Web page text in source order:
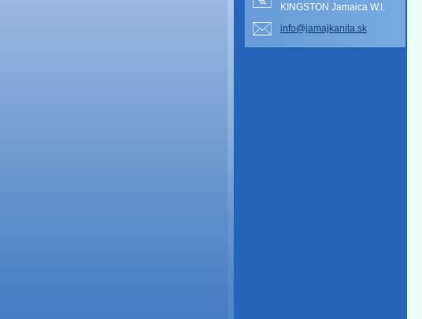
KINGSTON Jamaica W.I.
info@jamajkanita.sk